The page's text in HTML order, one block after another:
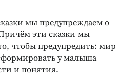
мы предупреждаем о
эти сказки мы
чтобы предупредить: мир
у малыша
и понятия.